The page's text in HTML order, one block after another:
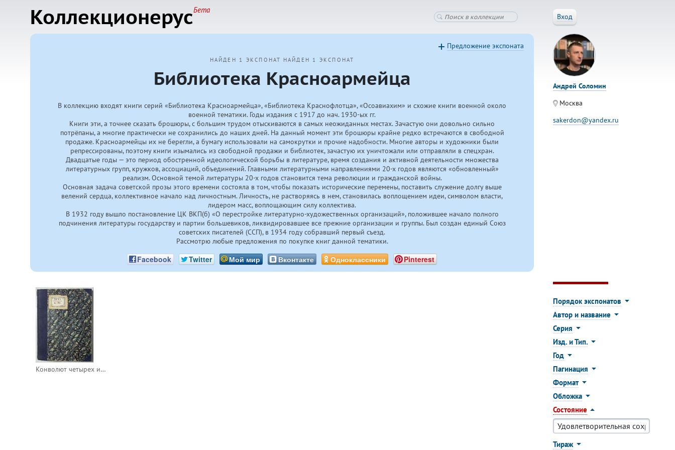
КоллекционерусБета
Вход
НАЙДЕН 1 ЭКСПОНАТ НАЙДЕН 1 ЭКСПОНАТ
Библиотека Красноармейца
В коллекцию входят книги серий «Библиотека Красноармейца», «Библиотека Краснофлотца», «Осоавиахим» и схожие книги военной около
военной тематики. Годы издания с 1917 до нач. 1930-ых гг.
Книги эти, а точнее сказать брошюры, с большим трудом отыскиваются в самых неожиданных местах. Зачастую они довольно сильно
потрёпаны, а многие практически не сохранились до наших дней. На данный момент эти брошюры крайне редко встречаются в свободной
продаже. Красноармейцы их не берегли, а бумагу использовали на самокрутки и прочие надобности. Многие авторы и художники были
репрессированы, поэтому книги изымались из свободной продажи и библиотек, зачастую их уничтожали или отправляли в спецхран.
Двадцатые годы — это период обостренной идеологической борьбы в литературе, время создания и активной деятельности множества
литературных групп, кружков, ассоциаций, объединений. Главными литературными направлениями 20-хгодов являются «обновленный»
реализм. Основной темой литературы 20-хгодов становится тема революции и гражданской войны.
Основная задача советской прозы этого времени состояла в том, чтобы показать исторические перемены, поставить служение долгу выше
велений сердца, коллективное начало над личностным. Личность, не растворяясь в нем, становилась воплощением идеи, символом власти,
лидером масс, воплощающим силу коллектива.
В 1932 году вышло постановление ЦК ВКП(б) «О перестройке литературно-художественных организаций», положившее начало полного
подчинения литературы государству и партии большевиков, ликвидировавшее все прежние организации и группы. Был создан единый Союз
советских писателей (ССП), в 1934 году собравший первый съезд.
Рассмотрю любые предложения по покупке книг данной тематики.
Facebook Twitter Мой мир Вконтакте Одноклассники Pinterest
Предложение экспоната
Андрей Соломин
Москва
sakerdon@yandex.ru
Конволют четырех изданий библиотеки ``На страже СССР``.
Порядок экспонатов
Автор и название
Серия
Изд. и Тип.
Год
Пагинация
Формат
Обложка
Состояние
Тираж